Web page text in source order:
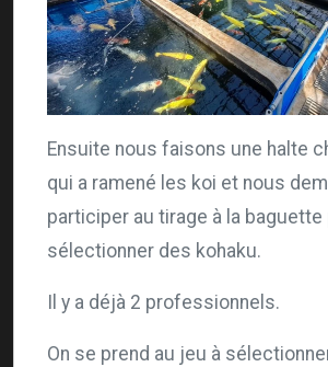
Ensuite nous faisons une halte
qui a ramené les koi et nous
participer au tirage à la baguette
sélectionner des kohaku.
Il y a déjà 2 professionnels.
On se prend au jeu à